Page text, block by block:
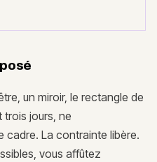
un miroir, le rectangle de
jours, ne
La contrainte libère.
vous affûtez